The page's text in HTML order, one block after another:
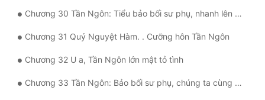
Chương 30 Tần Ngôn: Tiểu bảo bối sư phụ, nhanh lên câu a
Chương 31 Quý Nguyệt Hàm. . Cưỡng hôn Tần Ngôn
Chương 32 U a, Tần Ngôn lớn mật tỏ tình
Chương 33 Tần Ngôn: Bảo bối sư phụ, chúng ta cùng một chỗ a